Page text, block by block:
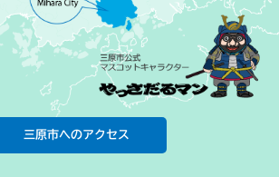
三原市へのアクセス